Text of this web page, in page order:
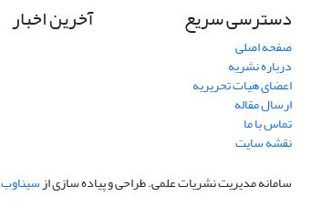
دسترسی سریع
صفحه اصلی
درباره نشریه
اعضای هیات تحریریه
ارسال مقاله
تماس با ما
نقشه سایت
آخرین اخبار
سامانه مدیریت نشریات علمی.طراحی و پیاده سازی ازسیناوب